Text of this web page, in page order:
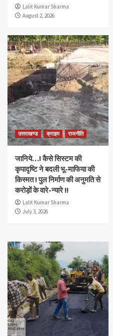
Lalit Kumar Sharma
August 2, 2026
उत्तराखण्ड क्राइम राजनीति
जानिये…! कैसे सिस्टम की
कृपादृष्टि ने बदली भू-माफिया की
किस्मत ! पुल निर्माण की अनुमति से
करोड़ों के वारे-न्यारे !!
Lalit Kumar Sharma
July 3, 2026